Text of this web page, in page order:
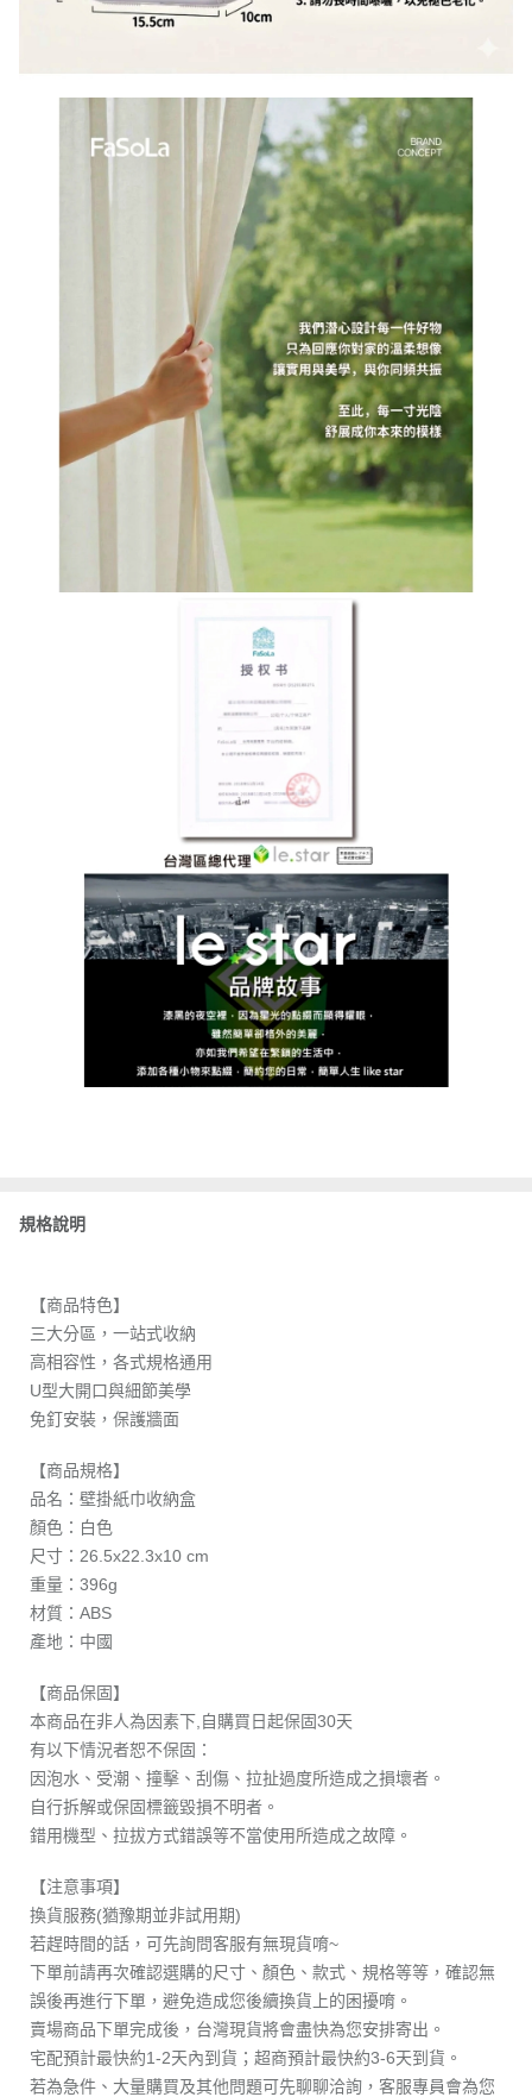
規格說明
【商品特色】
三大分區，一站式收納
高相容性，各式規格通用
U型大開口與細節美學
免釘安裝，保護牆面
【商品規格】
品名：壁掛紙巾收納盒
顏色：白色
尺寸：26.5x22.3x10 cm
重量：396g
材質：ABS
產地：中國
【商品保固】
本商品在非人為因素下,自購買日起保固30天
有以下情況者恕不保固：
因泡水、受潮、撞擊、刮傷、拉扯過度所造成之損壞者。
自行拆解或保固標籤毀損不明者。
錯用機型、拉拔方式錯誤等不當使用所造成之故障。
【注意事項】
換貨服務(猶豫期並非試用期)
若趕時間的話，可先詢問客服有無現貨唷~
下單前請再次確認選購的尺寸、顏色、款式、規格等等，確認無
誤後再進行下單，避免造成您後續換貨上的困擾唷。
賣場商品下單完成後，台灣現貨將會盡快為您安排寄出。
宅配預計最快約1-2天內到貨；超商預計最快約3-6天到貨。
若為急件、大量購買及其他問題可先聊聊洽詢，客服專員會為您